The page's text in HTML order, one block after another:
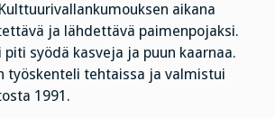
aikana
ja lähdettävä paimenpojaksi.
syödä kasveja ja puun kaarnaa.
työskenteli tehtaissa ja valmistui
1991.